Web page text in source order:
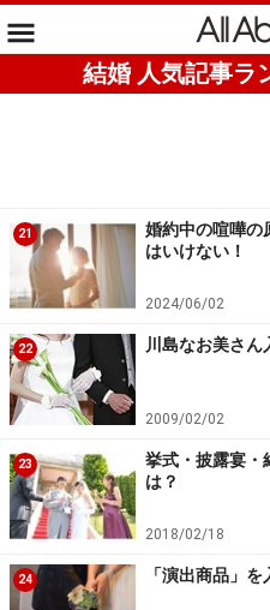
結婚 人気記事ラ
21
婚約中の喧嘩の
はいけない！
2024/06/02
22 川島なお美さん
2009/02/02
23
挙式・披露宴・
は？
2018/02/18
24 「演出商品」